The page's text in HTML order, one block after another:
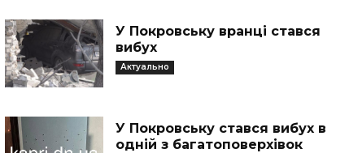
У Покровську вранці стався
вибух
Актуально
У Покровську стався вибух в
одній з багатоповерхівок